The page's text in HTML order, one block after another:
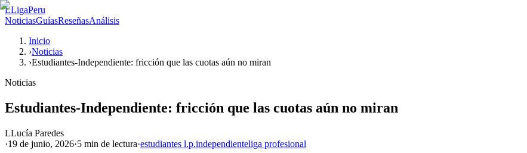
LLigaPeru
NoticiasGuíasReseñasAnálisis
Inicio
›Noticias
›Estudiantes-Independiente: fricción que las cuotas aún no miran
Noticias
Estudiantes-Independiente: fricción que las cuotas aún no miran
LLucía Paredes
·19 de junio, 2026·5 min de lectura·estudiantes l.p.independienteliga profesional